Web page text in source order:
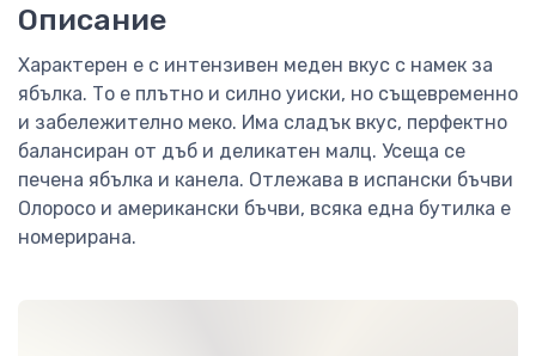
Описание
Характерен е с интензивен меден вкус с намек за
ябълка. То е плътно и силно уиски, но същевременно
и забележително меко. Има сладък вкус, перфектно
балансиран от дъб и деликатен малц. Усеща се
печена ябълка и канела. Отлежава в испански бъчви
Олоросо и американски бъчви, всяка една бутилка е
номерирана.